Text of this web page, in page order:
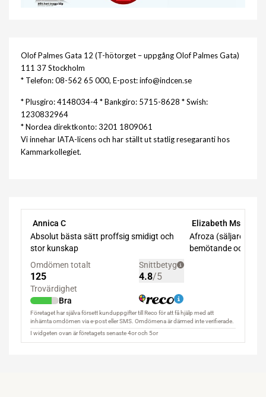
Olof Palmes Gata 12 (T-hötorget – uppgång Olof Palmes Gata)
111 37 Stockholm
* Telefon: 08-562 65 000, E-post: info@indcen.se
* Plusgiro: 4148034-4 * Bankgiro: 5715-8628 * Swish:
1230832964
* Nordea direktkonto: 3201 1809061
Vi innehar IATA-licens och har ställt ut statlig resegaranti hos
Kammarkollegiet.